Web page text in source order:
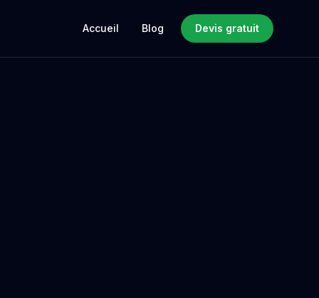
Accueil Blog Devis gratuit